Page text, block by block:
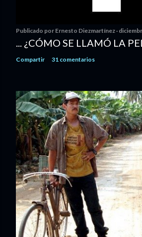
Publicado por Ernesto Diezmartínez
... ¿CÓMO SE LLAMÓ LA
Compartir 31 comentarios